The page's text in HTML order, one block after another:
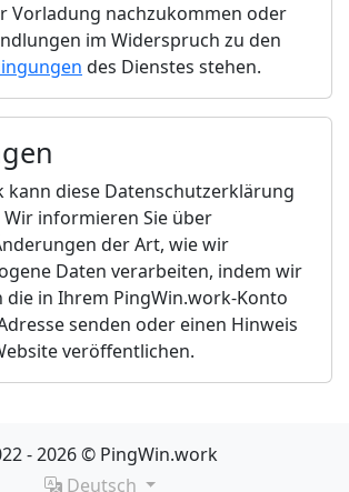
Vorladung nachzukommen oder
im Widerspruch zu den
des Dienstes stehen.
kann diese Datenschutzerklärung
informieren Sie über
der Art, wie wir
Daten verarbeiten, indem wir
die in Ihrem PingWin.work-Konto
senden oder einen Hinweis
veröffentlichen.
- 2026 © PingWin.work
Deutsch